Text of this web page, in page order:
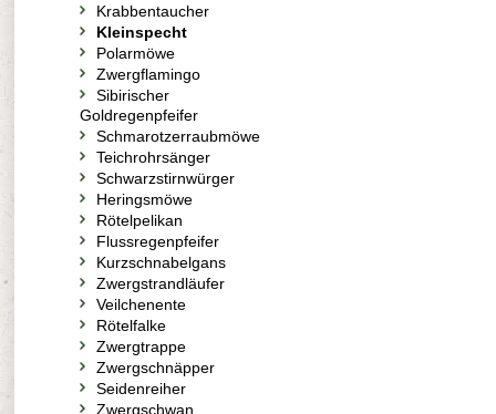
Krabbentaucher
Kleinspecht
Polarmöwe
Zwergflamingo
Sibirischer
Goldregenpfeifer
Schmarotzerraubmöwe
Teichrohrsänger
Schwarzstirnwürger
Heringsmöwe
Rötelpelikan
Flussregenpfeifer
Kurzschnabelgans
Zwergstrandläufer
Veilchenente
Rötelfalke
Zwergtrappe
Zwergschnäpper
Seidenreiher
Zwergschwan